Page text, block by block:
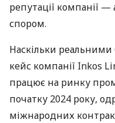
репутації компанії —
спором.
Наскільки реальними
кейс компанії Inkos
працює на ринку
початку 2024 року,
міжнародних